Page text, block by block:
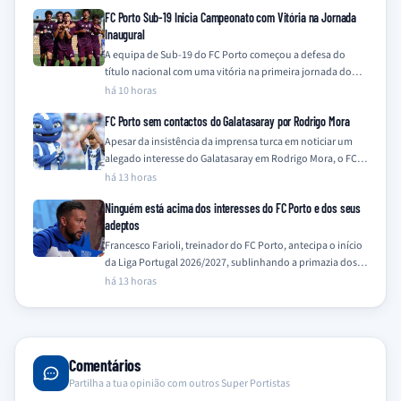
FC Porto Sub-19 Inicia Campeonato com Vitória na Jornada
Inaugural
A equipa de Sub-19 do FC Porto começou a defesa do
título nacional com uma vitória na primeira jornada do
Campeonato Nacional…
há 10 horas
FC Porto sem contactos do Galatasaray por Rodrigo Mora
Apesar da insistência da imprensa turca em noticiar um
alegado interesse do Galatasaray em Rodrigo Mora, o FC
Porto nega qualquer contacto…
há 13 horas
Ninguém está acima dos interesses do FC Porto e dos seus
adeptos
Francesco Farioli, treinador do FC Porto, antecipa o início
da Liga Portugal 2026/2027, sublinhando a primazia dos
interesses do clube e dos…
há 13 horas
Comentários
Partilha a tua opinião com outros Super Portistas